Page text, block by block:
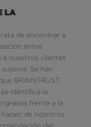
LA
de encontrar a
entre
a nuestros clientes
Se han
BRAINTRUST
identifica la
frente a la
de nosotros
del